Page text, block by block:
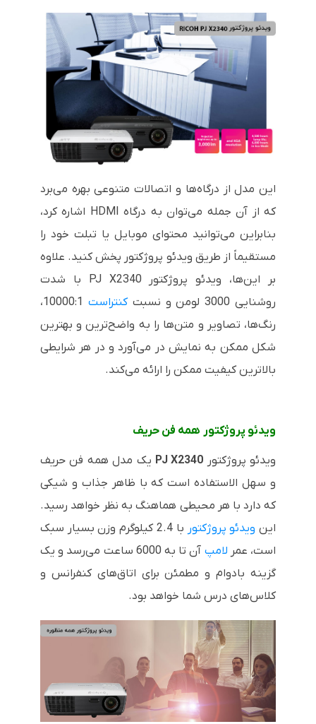
این مدل از درگاه‌ها و اتصالات متنوعی بهره می‌برد
که از آن جمله می‌توان به درگاه HDMI اشاره کرد،
بنابراین می‌توانید محتوای موبایل یا تبلت خود را
مستقیماً از طریق ویدئو پروژکتور پخش کنید. علاوه
بر این‌ها، ویدئو پروژکتورPJ X2340 با شدت
روشنایی 3000 لومن و نسبت
کنتراست
10000:1،
رنگ‌ها، تصاویر و متن‌ها را به واضح‌ترین و بهترین
شکل ممکن به نمایش در می‌آورد و در هر شرایطی
بالاترین کیفیت ممکن را ارائه می‌کند.
ویدئو پروژکتور همه فن حریف
ویدئو پروژکتور PJ X2340 یک مدل همه فن حریف
و سهل الاستفاده است که با ظاهر جذاب و شیکی
که دارد با هر محیطی هماهنگ به نظر خواهد رسید.
این ویدئو پروژکتور
با 2.4 کیلوگرم وزن بسیار سبک
است، عمر لامپ
آن تا به 6000 ساعت می‌رسد و یک
گزینه بادوام و مطمئن برای اتاق‌های کنفرانس و
کلاس‌های درس شما خواهد بود.